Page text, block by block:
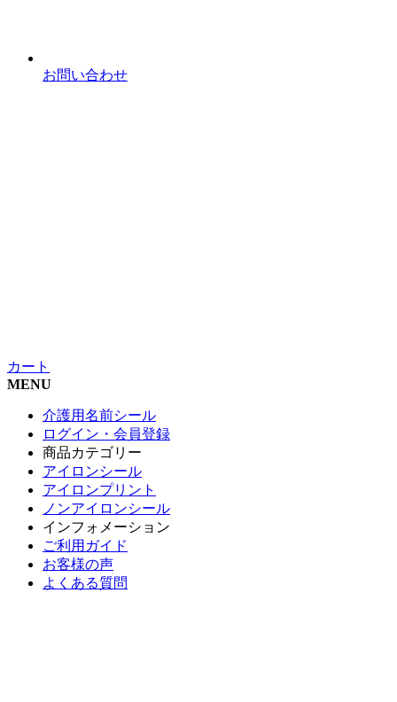
お問い合わせ
カート
MENU
介護用名前シール
ログイン・会員登録
商品カテゴリー
アイロンシール
アイロンプリント
ノンアイロンシール
インフォメーション
ご利用ガイド
お客様の声
よくある質問